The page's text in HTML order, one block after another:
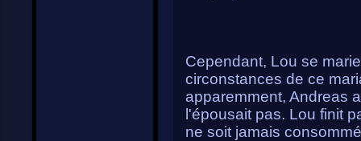
Cependant, Lou se
circonstances de ce
apparemment, Andreas
l'épousait pas. Lou finit
ne soit jamais